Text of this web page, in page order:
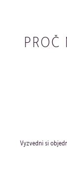
PROČ
Vyzvedni si